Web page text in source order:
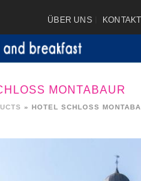
ÜBER UNS KONTAKT
MONTABAUR
» HOTEL SCHLOSS